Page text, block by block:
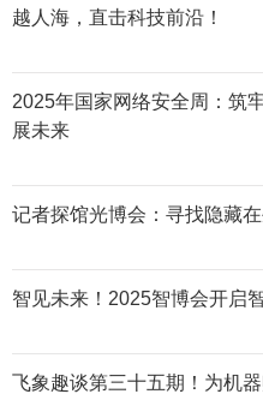
越人海，直击科技前沿！
2025年国家网络安全周：筑
展未来
记者探馆光博会：寻找隐藏
智见未来！2025智博会开启
飞象趣谈第三十五期！为机